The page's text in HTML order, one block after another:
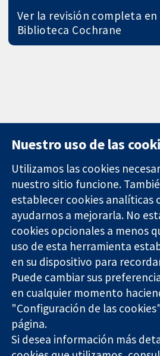
Ver la revisión completa en
Biblioteca Cochrane
Evidencia fiable.
Decisiones
informadas.
Mejor salud.
11-13
Square
Londres
W1G 0AN
Reino Unido
The Cochrane Collaboration is a charity
company limited by guarantee (no.
England & Wales. VAT registration
Nuestro uso de las
Utilizamos las cookies
nuestro sitio funcione.
establecer cookies analíticas
ayudarnos a mejorarla. No
cookies opcionales a menos
uso de esta herramienta
en su dispositivo para
Puede cambiar sus
en cualquier momento
"Configuración de las
página.
Si desea información más